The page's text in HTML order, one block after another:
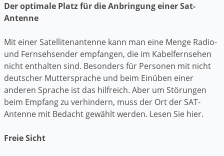
Der optimale Platz für die Anbringung einer Sat-
Antenne
Mit einer Satellitenantenne kann man eine Menge Radio-
und Fernsehsender empfangen, die im Kabelfernsehen
nicht enthalten sind. Besonders für Personen mit nicht
deutscher Muttersprache und beim Einüben einer
anderen Sprache ist das hilfreich. Aber um Störungen
beim Empfang zu verhindern, muss der Ort der SAT-
Antenne mit Bedacht gewählt werden. Lesen Sie hier.
Freie Sicht